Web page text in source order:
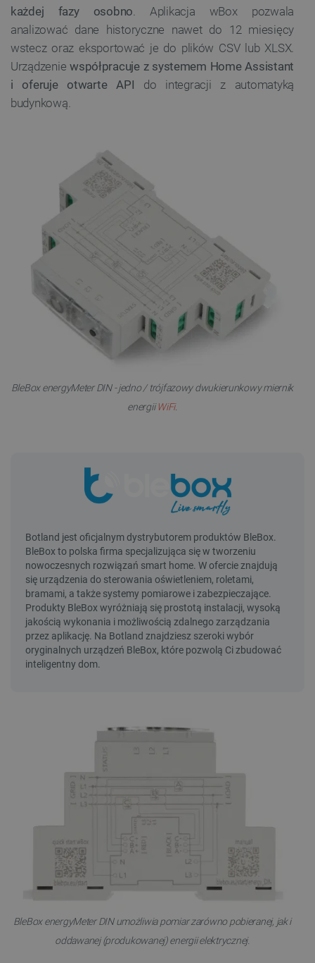
każdej fazy osobno. Aplikacja wBox pozwala
analizować dane historyczne nawet do 12 miesięcy
wstecz oraz eksportować je do plików CSV lub XLSX.
Urządzeniewspółpracuje z systemem Home Assistant
i oferuje otwarte API do integracji z automatyką
budynkową.
BleBox energyMeter DIN - jedno / trójfazowy dwukierunkowy miernik
energiiWiFi.
BleBox energyMeter DIN umożliwia pomiar zarówno pobieranej, jak i
oddawanej (produkowanej) energii elektrycznej.